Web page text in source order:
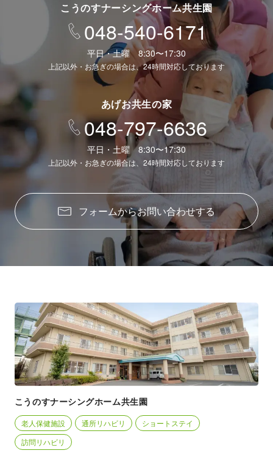
こうのすナーシングホーム共生園
048-540-6171
平日・土曜 8:30〜17:30
上記以外・お急ぎの場合は、24時間対応しております
あげお共生の家
048-797-6636
平日・土曜 8:30〜17:30
上記以外・お急ぎの場合は、24時間対応しております
フォームからお問い合わせする
こうのすナーシングホーム共生園
老人保健施設 通所リハビリ
ショートステイ
訪問リハビリ